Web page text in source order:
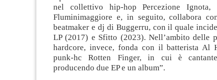
nel collettivo hip-hop Percezione Ignota,
Fluminimaggiore e, in seguito, collabora
beatmaker e dj di Buggerru, con il quale
LP (2017) e Sfitto (2023). Nell’ambito delle
hardcore, invece, fonda con il batterista Al
punk-hc Rotten Finger, in cui è
producendo due EP e un album”.